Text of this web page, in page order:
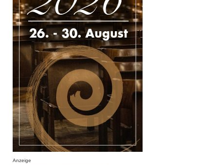
Anzeige